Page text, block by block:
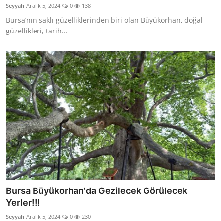
Seyyah Aralık 5, 2024 0 138
Bursa’nın saklı güzelliklerinden biri olan Büyükorhan, doğal
güzellikleri, tarih...
Bursa Büyükorhan'da Gezilecek Görülecek
Yerler!!!
Seyyah Aralık 5, 2024 0 230